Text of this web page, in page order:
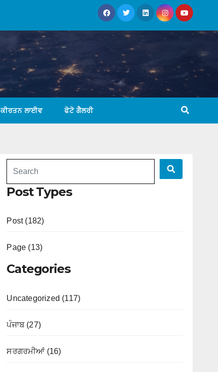
ਕੀਰਤਨ ਲਾਈਵ ਫੋਟੋ ਗੈਲਰੀ
Post Types
Post (182)
Page (13)
Categories
Uncategorized (117)
ਪੰਜਾਬ (27)
ਸਰਗਰਮੀਆਂ (16)